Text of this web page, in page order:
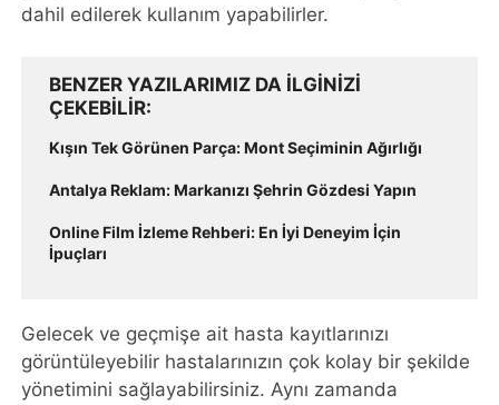
dahil edilerek kullanım yapabilirler.
BENZER YAZILARIMIZ DA ILGINIZI
ÇEKEBILIR
Kışın Tek Görünen Parça: Mont Seçiminin Ağırlığı
Antalya Reklam: Markanızı Şehrin Gözdesi Yapın
Online Film İzleme Rehberi: En İyi Deneyim İçin
İpuçları
Gelecek ve geçmişe ait hasta kayıtlarınızı
görüntüleyebilir hastalarınızın çok kolay bir şekilde
yönetimini sağlayabilirsiniz. Aynı zamanda